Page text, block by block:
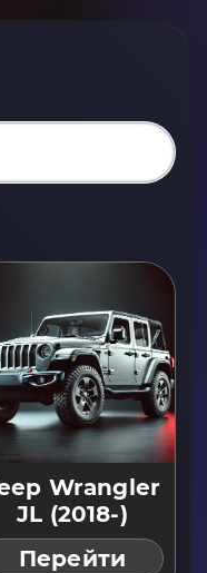
Wrangler
JL (2018-)
Перейти